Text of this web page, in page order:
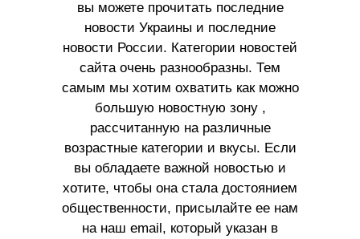
вы можете прочитать последние
новости Украины и последние
новости России. Категории новостей
сайта очень разнообразны. Тем
самым мы хотим охватить как можно
большую новостную зону ,
рассчитанную на различные
возрастные категории и вкусы. Если
вы обладаете важной новостью и
хотите, чтобы она стала достоянием
общественности, присылайте ее нам
на наш email, который указан в